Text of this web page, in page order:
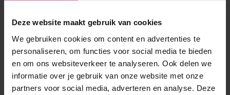
Deze website maakt gebruik van cookies
We gebruiken cookies om content en advertenties te
personaliseren, om functies voor social media te bieden
en om ons websiteverkeer te analyseren. Ook delen we
informatie over je gebruik van onze website met onze
partners voor social media, adverteren en analyse. Deze
Application error: a client-side exception has occurred while